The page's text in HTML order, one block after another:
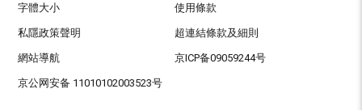
字體大小 使用條款
私隱政策聲明 超連結條款及細則
網站導航 京ICP备09059244号
京公网安备 11010102003523号